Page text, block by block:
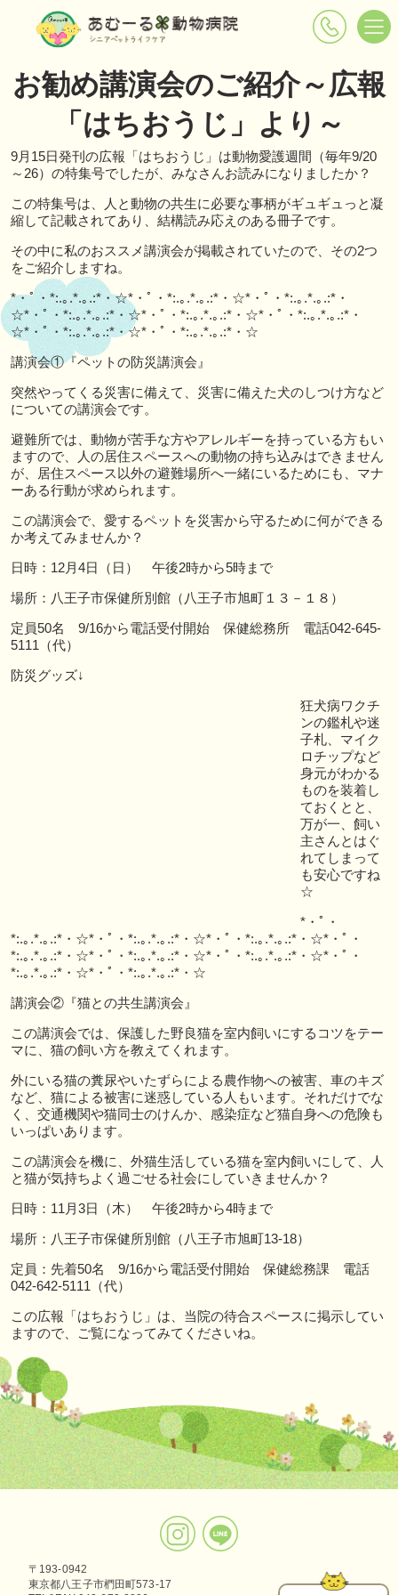
お勧め講演会のご紹介～広報
「はちおうじ」より～
9月15日発刊の広報「はちおうじ」は動物愛護週間（毎年9/20
～26）の特集号でしたが、みなさんお読みになりましたか？
この特集号は、人と動物の共生に必要な事柄がギュギュっと凝
縮して記載されてあり、結構読み応えのある冊子です。
その中に私のおススメ講演会が掲載されていたので、その2つ
をご紹介しますね。
*・ﾟ・*:.｡.*.｡.:*・☆*・ﾟ・*:.｡.*.｡.:*・☆*・ﾟ・*:.｡.*.｡.:*・
☆*・ﾟ・*:.｡.*.｡.:*・☆ *・ﾟ・*:.｡.*.｡.:*・☆*・ﾟ・*:.｡.*.｡.:*・
☆*・ﾟ・*:.｡.*.｡.:*・☆*・ﾟ・*:.｡.*.｡.:*・☆
講演会①『ペットの防災講演会』
突然やってくる災害に備えて、災害に備えた犬のしつけ方など
についての講演会です。
避難所では、動物が苦手な方やアレルギーを持っている方もい
ますので、人の居住スペースへの動物の持ち込みはできません
が、居住スペース以外の避難場所へ一緒にいるためにも、マナ
ーある行動が求められます。
この講演会で、愛するペットを災害から守るために何ができる
か考えてみませんか？
日時：12月4日（日） 午後2時から5時まで
場所：八王子市保健所別館（八王子市旭町１３－１８）
定員50名 9/16から電話受付開始 保健総務所 電話042-645-
5111（代）
防災グッズ↓
狂犬病ワクチ
ンの鑑札や迷
子札、マイク
ロチップなど
身元がわかる
ものを装着し
ておくとと、
万が一、飼い
主さんとはぐ
れてしまって
も安心ですね
☆
*・ﾟ・
*:.｡.*.｡.:*・☆*・ﾟ・*:.｡.*.｡.:*・☆*・ﾟ・*:.｡.*.｡.:*・☆*・ﾟ・
*:.｡.*.｡.:*・☆ *・ﾟ・*:.｡.*.｡.:*・☆*・ﾟ・*:.｡.*.｡.:*・☆*・ﾟ・
*:.｡.*.｡.:*・☆*・ﾟ・*:.｡.*.｡.:*・☆
講演会②『猫との共生講演会』
この講演会では、保護した野良猫を室内飼いにするコツをテー
マに、猫の飼い方を教えてくれます。
外にいる猫の糞尿やいたずらによる農作物への被害、車のキズ
など、猫による被害に迷惑している人もいます。それだけでな
く、交通機関や猫同士のけんか、感染症など猫自身への危険も
いっぱいあります。
この講演会を機に、外猫生活している猫を室内飼いにして、人
と猫が気持ちよく過ごせる社会にしていきませんか？
日時：11月3日（木） 午後2時から4時まで
場所：八王子市保健所別館（八王子市旭町13-18）
定員：先着50名 9/16から電話受付開始 保健総務課 電話
042-642-5111（代）
この広報「はちおうじ」は、当院の待合スペースに掲示してい
ますので、ご覧になってみてくださいね。
〒193-0942
東京都八王子市椚田町573-17